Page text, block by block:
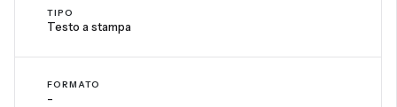
TIPO
Testo a stampa
FORMATO
-